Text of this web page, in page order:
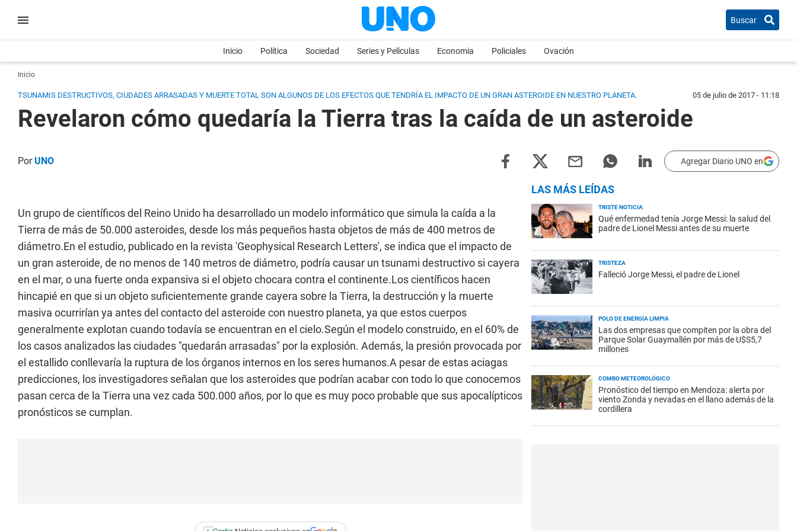
Buscar
Inicio Política Sociedad Series y Películas Economia Policiales Ovación
Inicio
TSUNAMIS DESTRUCTIVOS, CIUDADES ARRASADAS Y MUERTE TOTAL SON ALGUNOS DE LOS EFECTOS QUE TENDRÍA EL IMPACTO DE UN GRAN ASTEROIDE EN NUESTRO PLANETA. 05 de julio de 2017 - 11:18
Revelaron cómo quedaría la Tierra tras la caída de un asteroide
PorUNO Agregar Diario UNO en
Un grupo de científicos del Reino Unido ha desarrollado un modelo informático que simula la caída a la
Tierra de más de 50.000 asteroides, desde los más pequeños hasta objetos de más de 400 metros de
diámetro.En el estudio, publicado en la revista 'Geophysical Research Letters', se indica que el impacto de
un gran asteroide, de no menos de 140 metros de diámetro, podría causar un tsunami destructivo si cayera
en el mar, o una fuerte onda expansiva si el objeto chocara contra el continente.Los científicos hacen
hincapié en que si un objeto suficientemente grande cayera sobre la Tierra, la destrucción y la muerte
masiva ocurrirían ya antes del contacto del asteroide con nuestro planeta, ya que estos cuerpos
generalmente explotan cuando todavía se encuentran en el cielo.Según el modelo construido, en el 60% de
los casos analizados las ciudades "quedarán arrasadas" por la explosión. Además, la presión provocada por
el estallido conllevaría la ruptura de los órganos internos en los seres humanos.A pesar de estas aciagas
predicciones, los investigadores señalan que los asteroides que podrían acabar con todo lo que conocemos
pasan cerca de la Tierra una vez cada 500.000 años, por lo que es muy poco probable que sus apocalípticos
pronósticos se cumplan.
LAS MÁS LEÍDAS
TRISTE NOTICIA
Qué enfermedad tenía Jorge Messi: la salud del
padre de Lionel Messi antes de su muerte
TRISTEZA
Falleció Jorge Messi, el padre de Lionel
POLO DE ENERGÍA LIMPIA
Las dos empresas que compiten por la obra del
Parque Solar Guaymallén por más de U$S5,7
millones
COMBO METEOROLÓGICO
Pronóstico del tiempo en Mendoza: alerta por
viento Zonda y nevadas en el llano además de la
cordillera